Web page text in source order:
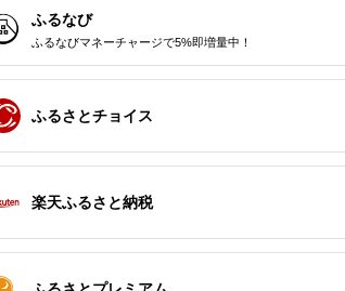
ス
ふるなび
ふるなびマネーチャージで5%即増量中！
ふるさとチョイス
楽天ふるさと納税